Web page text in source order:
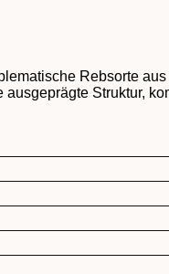
Rebsorte
Struktur,